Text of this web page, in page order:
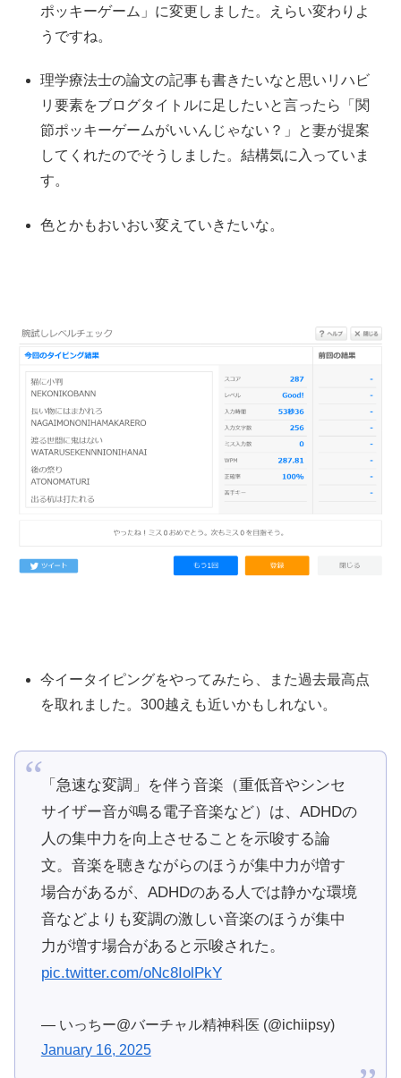
ポッキーゲーム」に変更しました。えらい変わりよ
うですね。
理学療法士の論文の記事も書きたいなと思いリハビ
リ要素をブログタイトルに足したいと言ったら「関
節ポッキーゲームがいいんじゃない？」と妻が提案
してくれたのでそうしました。結構気に入っていま
す。
色とかもおいおい変えていきたいな。
今イータイピングをやってみたら、また過去最高点
を取れました。300越えも近いかもしれない。
「急速な変調」を伴う音楽（重低音やシンセ
サイザー音が鳴る電子音楽など）は、ADHDの
人の集中力を向上させることを示唆する論
文。音楽を聴きながらのほうが集中力が増す
場合があるが、ADHDのある人では静かな環境
音などよりも変調の激しい音楽のほうが集中
力が増す場合があると示唆された。
pic.twitter.com/oNc8IolPkY
— いっちー@バーチャル精神科医 (@ichiipsy)
January 16, 2025